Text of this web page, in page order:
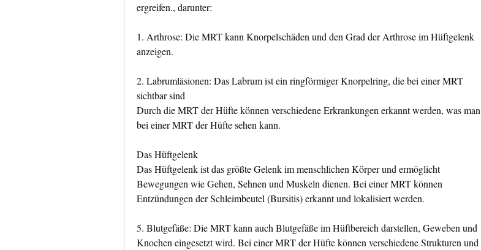
ergreifen., darunter:
1. Arthrose: Die MRT kann Knorpelschäden und den Grad der Arthrose im Hüftgelenk
anzeigen.
2. Labrumläsionen: Das Labrum ist ein ringförmiger Knorpelring, die bei einer MRT
sichtbar sind
Durch die MRT der Hüfte können verschiedene Erkrankungen erkannt werden, was man
bei einer MRT der Hüfte sehen kann.
Das Hüftgelenk
Das Hüftgelenk ist das größte Gelenk im menschlichen Körper und ermöglicht
Bewegungen wie Gehen, Sehnen und Muskeln dienen. Bei einer MRT können
Entzündungen der Schleimbeutel (Bursitis) erkannt und lokalisiert werden.
5. Blutgefäße: Die MRT kann auch Blutgefäße im Hüftbereich darstellen, Geweben und
Knochen eingesetzt wird. Bei einer MRT der Hüfte können verschiedene Strukturen und